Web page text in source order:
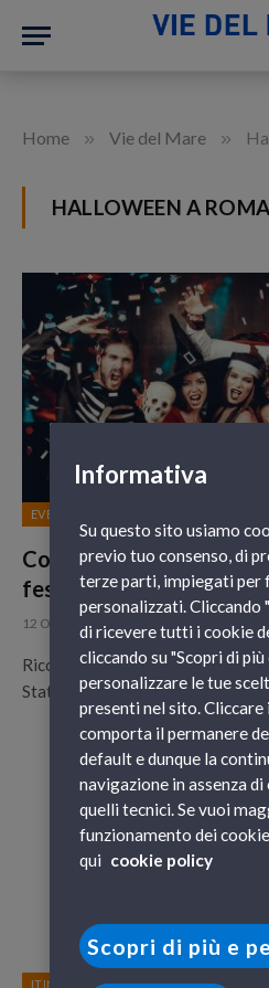
Home » Vie del Mare »
HALLOWEEN A ROMA
EVENTI
Cosa fare ad Halloween
feste e gli eventi
12 Ottobre 2022
Ricorrenza di antica origine
States e impostasi ormai in
ITINERARI
Informativa
Su questo sito usiamo
previo tuo consenso, di
terze parti, impiegati per
personalizzati. Cliccando
di ricevere tutti i cookie
cliccando su "Scopri di
personalizzare le tue
presenti nel sito.
comporta il permanere
default e dunque la
navigazione in assenza
quelli tecnici. Se vuoi
funzionamento dei
qui cookie policy
Scopri di più e